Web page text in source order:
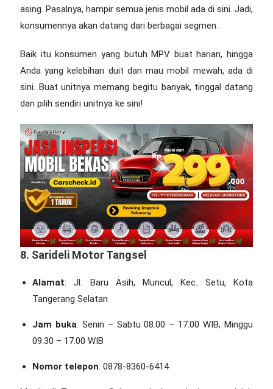
asing. Pasalnya, hampir semua jenis mobil ada di sini. Jadi,
konsumennya akan datang dari berbagai segmen.
Baik itu konsumen yang butuh MPV buat harian, hingga
Anda yang kelebihan duit dan mau mobil mewah, ada di
sini. Buat unitnya memang begitu banyak, tinggal datang
dan pilih sendiri unitnya ke sini!
8. Sarideli Motor Tangsel
Alamat: Jl. Baru Asih, Muncul, Kec. Setu, Kota
Tangerang Selatan
Jam buka: Senin – Sabtu 08.00 – 17.00 WIB, Minggu
09.30 – 17.00 WIB
Nomor telepon: 0878-8360-6414